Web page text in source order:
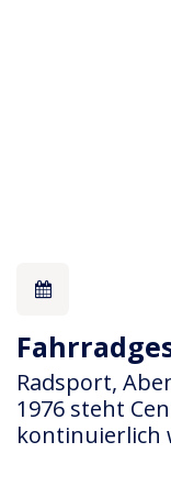
Radsport,
1976 steht
kontinuierlich